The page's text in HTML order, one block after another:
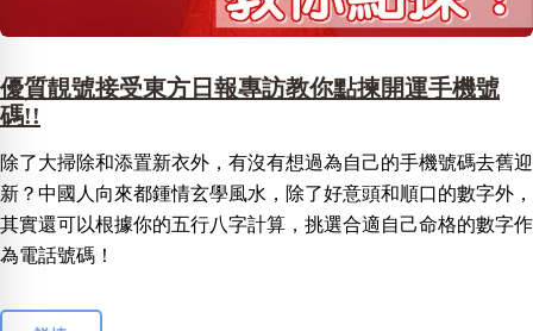
優質靚號接受東方日報專訪教你點揀開運手機號
碼!!
除了大掃除和添置新衣外，有沒有想過為自己的手機號碼去舊迎
新？中國人向來都鍾情玄學風水，除了好意頭和順口的數字外，
其實還可以根據你的五行八字計算，挑選合適自己命格的數字作
為電話號碼！